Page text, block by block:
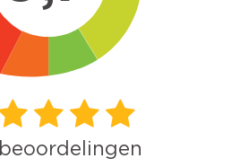
beoordelingen